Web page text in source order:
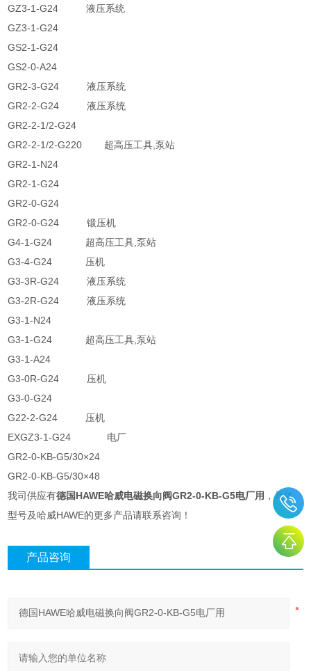
GZ3-1-G24 液压系统
GZ3-1-G24
GS2-1-G24
GS2-0-A24
GR2-3-G24 液压系统
GR2-2-G24 液压系统
GR2-2-1/2-G24
GR2-2-1/2-G220 超高压工具,泵站
GR2-1-N24
GR2-1-G24
GR2-0-G24
GR2-0-G24 锻压机
G4-1-G24 超高压工具,泵站
G3-4-G24 压机
G3-3R-G24 液压系统
G3-2R-G24 液压系统
G3-1-N24
G3-1-G24 超高压工具,泵站
G3-1-A24
G3-0R-G24 压机
G3-0-G24
G22-2-G24 压机
EXGZ3-1-G24 电厂
GR2-0-KB-G5/30×24
GR2-0-KB-G5/30×48
我司供应有德国HAWE哈威电磁换向阀GR2-0-KB-G5电厂用 ，具体
型号及哈威HAWE的更多产品请联系咨询！
产品咨询